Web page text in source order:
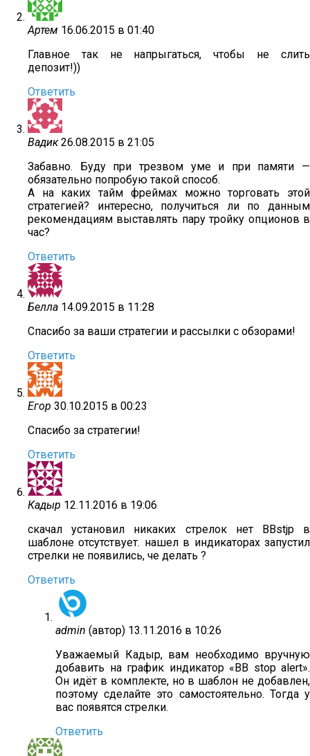
Артем 16.06.2015 в 01:40
Главное так не напрыгаться, чтобы не слить
депозит!))
Ответить
Вадик 26.08.2015 в 21:05
Забавно. Буду при трезвом уме и при памяти —
обязательно попробую такой способ.
А на каких тайм фреймах можно торговать этой
стратегией? интересно, получиться ли по данным
рекомендациям выставлять пару тройку опционов в
час?
Ответить
Белла 14.09.2015 в 11:28
Спасибо за ваши стратегии и рассылки с обзорами!
Ответить
Егор 30.10.2015 в 00:23
Спасибо за стратегии!
Ответить
Кадыр 12.11.2016 в 19:06
скачал установил никаких стрелок нет BBstjp в
шаблоне отсутствует. нашел в индикаторах запустил
стрелки не появились, че делать ?
Ответить
admin (автор) 13.11.2016 в 10:26
Уважаемый Кадыр, вам необходимо вручную
добавить на график индикатор «BB stop alert».
Он идёт в комплекте, но в шаблон не добавлен,
поэтому сделайте это самостоятельно. Тогда у
вас появятся стрелки.
Ответить